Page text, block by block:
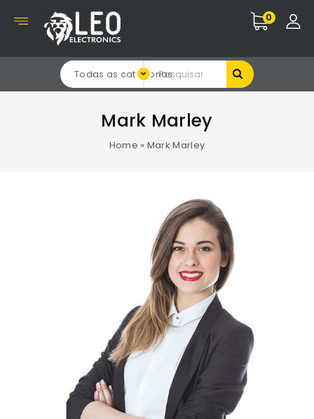
0
Todas as categorias
Mark Marley
Home » Mark Marley